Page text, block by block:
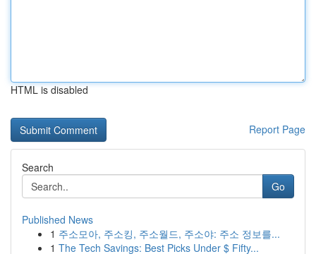
HTML is disabled
Report Page
Search
Go
Published News
1 주소모아, 주소킹, 주소월드, 주소야: 주소 정보를...
1 The Tech Savings: Best Picks Under $ Fifty...